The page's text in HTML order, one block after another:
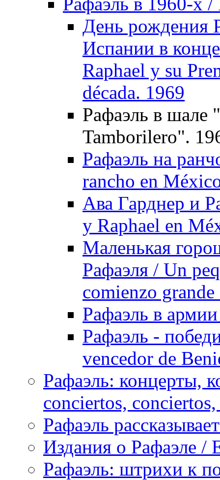
День рождения
Испании в
Raphael y su
década. 1969
Рафаэль в шале
Tamborilero".
Рафаэль на
rancho en
Ава Гарднер и
y Raphael en
Маленькая
Рафаэля / Un
comienzo
Рафаэль в
Рафаэль -
vencedor de
Рафаэль: концерты,
conciertos,
Рафаэль
Издания о Рафаэле /
Рафаэль: штрихи к